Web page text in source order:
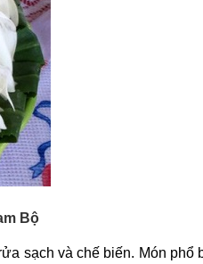
Bộ
sạch và chế biến. Món phổ